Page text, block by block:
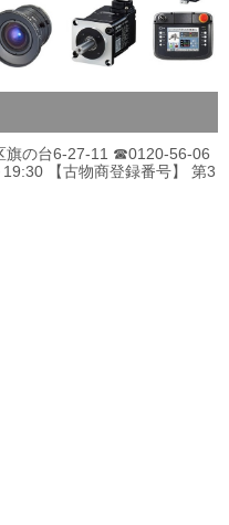
旗の台6-27-11 ☎0120-56-06
【古物商登録番号】 第3